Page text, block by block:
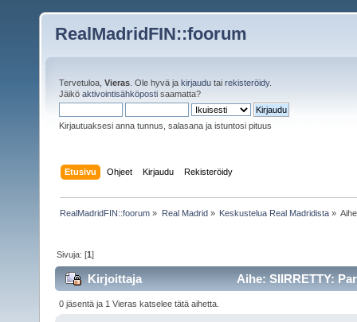
RealMadridFIN::foorum
Tervetuloa, Vieras . Ole hyvä ja kirjaudu tai rekisteröidy.
Jäikö aktivointisähköposti saamatta?
Kirjautuaksesi anna tunnus, salasana ja istuntosi pituus
Etusivu Ohjeet Kirjaudu Rekisteröidy
RealMadridFIN::foorum » Real Madrid» Keskustelua Real Madridista»
Sivuja: [1]
Kirjoittaja Aihe: SIIRRETTY:
0 jäsentä ja 1 Vieras katselee tätä aihetta.